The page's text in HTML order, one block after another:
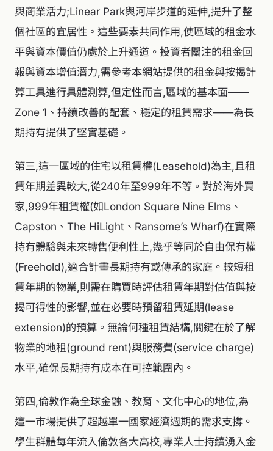
與商業活力;Linear Park與河岸步道的延伸,提升了整
個社區的宜居性。這些要素共同作用,使區域的租金水
平與資本價值仍處於上升通道。投資者關注的租金回
報與資本增值潛力,需參考本網站提供的租金與按揭計
算工具進行具體測算,但定性而言,區域的基本面——
Zone 1、持續改善的配套、穩定的租賃需求——為長
期持有提供了堅實基礎。
第三,這一區域的住宅以租賃權(Leasehold)為主,且租
賃年期差異較大,從240年至999年不等。對於海外買
家,999年租賃權(如London Square Nine Elms、
Capston、The HiLight、Ransome’s Wharf)在實際
持有體驗與未來轉售便利性上,幾乎等同於自由保有權
(Freehold),適合計畫長期持有或傳承的家庭。較短租
賃年期的物業,則需在購買時評估租賃年期對估值與按
揭可得性的影響,並在必要時預留租賃延期(lease
extension)的預算。無論何種租賃結構,關鍵在於了解
物業的地租(ground rent)與服務費(service charge)
水平,確保長期持有成本在可控範圍內。
第四,倫敦作為全球金融、教育、文化中心的地位,為
這一市場提供了超越單一國家經濟週期的需求支撐。
學生群體每年流入倫敦各大高校,專業人士持續湧入金